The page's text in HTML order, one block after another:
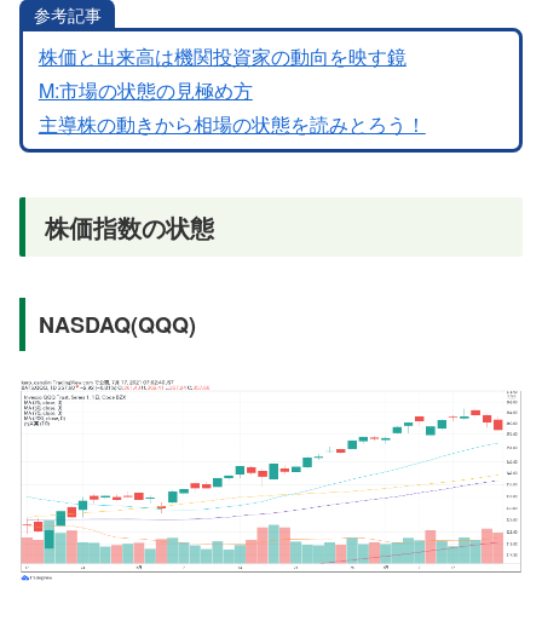
参考記事
株価と出来高は機関投資家の動向を映す鏡
M:市場の状態の見極め方
主導株の動きから相場の状態を読みとろう！
株価指数の状態
NASDAQ(QQQ)